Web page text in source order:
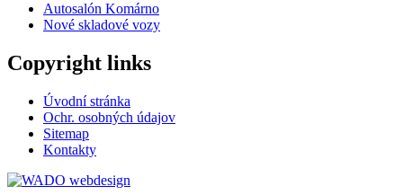
Autosalón Komárno
Nové skladové vozy
Copyright links
Úvodní stránka
Ochr. osobných údajov
Sitemap
Kontakty